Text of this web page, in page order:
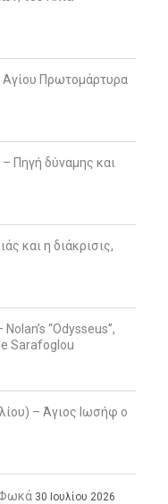
Αγίου Πρωτομάρτυρα
Πηγή δύναμης και
και η διάκρισις,
“Odysseus”,
Sarafoglou
– Άγιος Ιωσήφ ο
Φωκά 30 Ιουλίου 2026